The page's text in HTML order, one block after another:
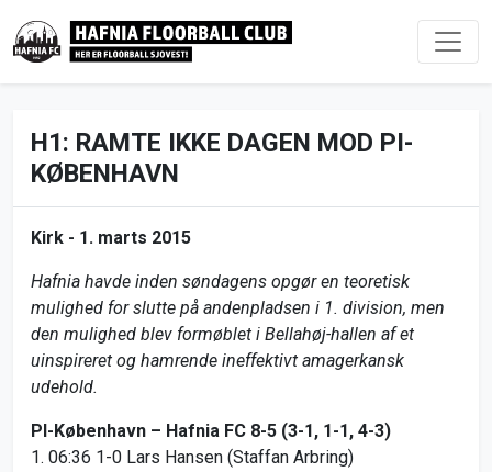
H1: RAMTE IKKE DAGEN MOD PI-
KØBENHAVN
Kirk - 1. marts 2015
Hafnia havde inden søndagens opgør en teoretisk
mulighed for slutte på andenpladsen i 1. division, men
den mulighed blev formøblet i Bellahøj-hallen af et
uinspireret og hamrende ineffektivt amagerkansk
udehold.
PI-København – Hafnia FC 8-5 (3-1, 1-1, 4-3)
1. 06:36 1-0 Lars Hansen (Staffan Arbring)